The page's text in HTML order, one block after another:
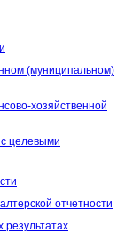
(муниципальном)
хозяйственной
целевыми
отчетности